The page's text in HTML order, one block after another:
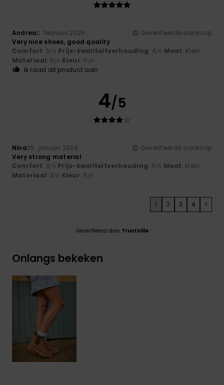
Andrea2. februari 2026
Geverifieerde aankoop
Very nice shoes, good quality
Comfort: 5/5 Prijs-kwaliteitverhouding: 4/5 Maat: Klein
Materiaal: 5/5 Kleur: 5 /5
Ik raad dit product aan
4/5
Nina26. januari 2026
Geverifieerde aankoop
Very strong material
Comfort: 3/5 Prijs-kwaliteitverhouding: 5/5 Maat: Klein
Materiaal: 3/5 Kleur: 5 /5
1 2 3 4 >
Geverifieerd door TrustVille
Onlangs bekeken